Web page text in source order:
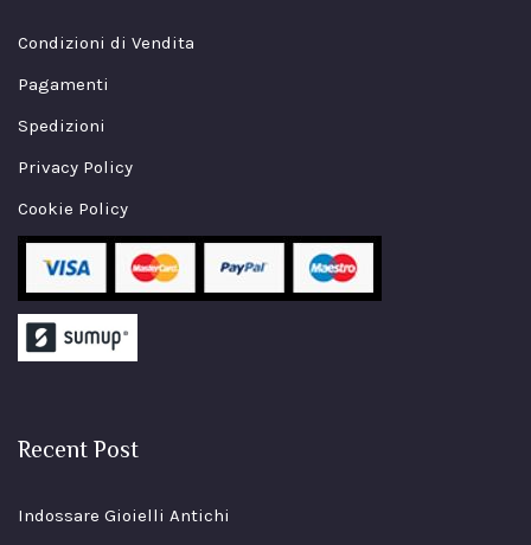
Condizioni di Vendita
Pagamenti
Spedizioni
Privacy Policy
Cookie Policy
Recent Post
Indossare Gioielli Antichi